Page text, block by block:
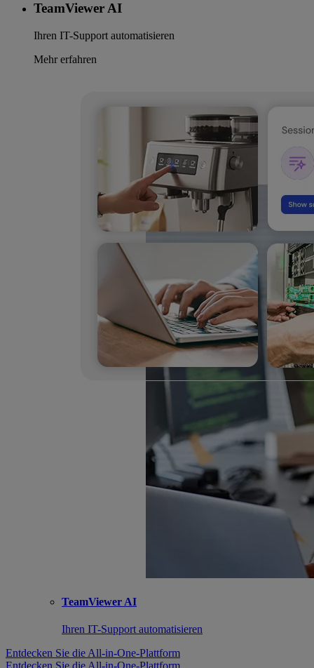
TeamViewer AI
Ihren IT-Support automatisieren
Mehr erfahren
TeamViewer AI
Ihren IT-Support automatisieren
Entdecken Sie die All-in-One-Plattform